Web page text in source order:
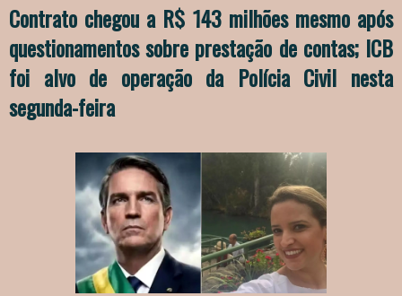
Contrato chegou a R$ 143 milhões mesmo após
questionamentos sobre prestação de contas; ICB
foi alvo de operação da Polícia Civil nesta
segunda-feira